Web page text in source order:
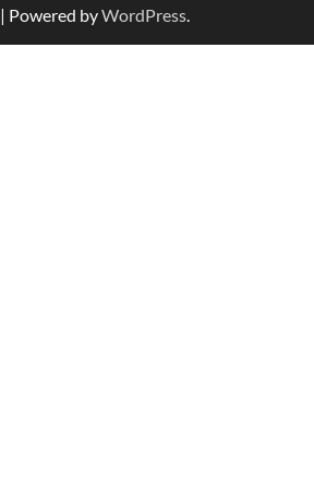
| Powered byWordPress